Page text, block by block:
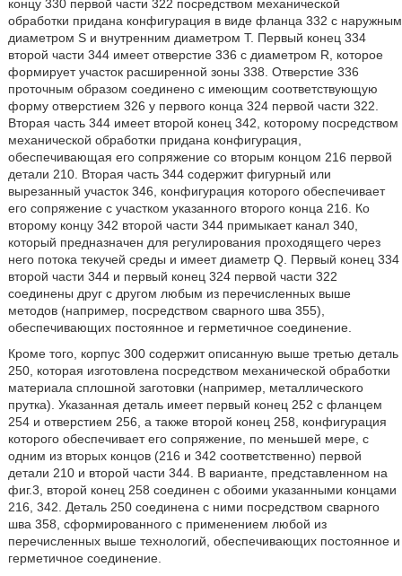
концу 330 первой части 322 посредством механической
обработки придана конфигурация в виде фланца 332 с наружным
диаметром S и внутренним диаметром Т. Первый конец 334
второй части 344 имеет отверстие 336 с диаметром R, которое
формирует участок расширенной зоны 338. Отверстие 336
проточным образом соединено с имеющим соответствующую
форму отверстием 326 у первого конца 324 первой части 322.
Вторая часть 344 имеет второй конец 342, которому посредством
механической обработки придана конфигурация,
обеспечивающая его сопряжение со вторым концом 216 первой
детали 210. Вторая часть 344 содержит фигурный или
вырезанный участок 346, конфигурация которого обеспечивает
его сопряжение с участком указанного второго конца 216. Ко
второму концу 342 второй части 344 примыкает канал 340,
который предназначен для регулирования проходящего через
него потока текучей среды и имеет диаметр Q. Первый конец 334
второй части 344 и первый конец 324 первой части 322
соединены друг с другом любым из перечисленных выше
методов (например, посредством сварного шва 355),
обеспечивающих постоянное и герметичное соединение.
Кроме того, корпус 300 содержит описанную выше третью деталь
250, которая изготовлена посредством механической обработки
материала сплошной заготовки (например, металлического
прутка). Указанная деталь имеет первый конец 252 с фланцем
254 и отверстием 256, а также второй конец 258, конфигурация
которого обеспечивает его сопряжение, по меньшей мере, с
одним из вторых концов (216 и 342 соответственно) первой
детали 210 и второй части 344. В варианте, представленном на
фиг.3, второй конец 258 соединен с обоими указанными концами
216, 342. Деталь 250 соединена с ними посредством сварного
шва 358, сформированного с применением любой из
перечисленных выше технологий, обеспечивающих постоянное и
герметичное соединение.